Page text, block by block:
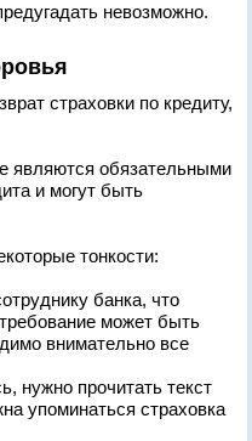
невозможно.
являются обязательными
и могут быть
тонкости:
банка, что
может быть
внимательно все
нужно прочитать текст
упоминаться страховка